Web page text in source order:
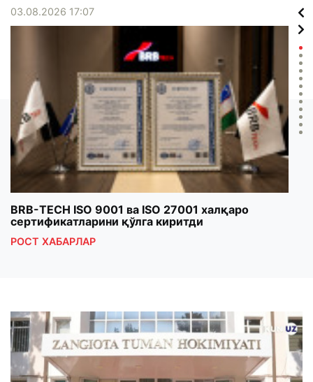
03.08.2026 17:07
BRB-TECH ISO 9001 ва ISO 27001 халқаро
сертификатларини қўлга киритди
РОСТ ХАБАРЛАР